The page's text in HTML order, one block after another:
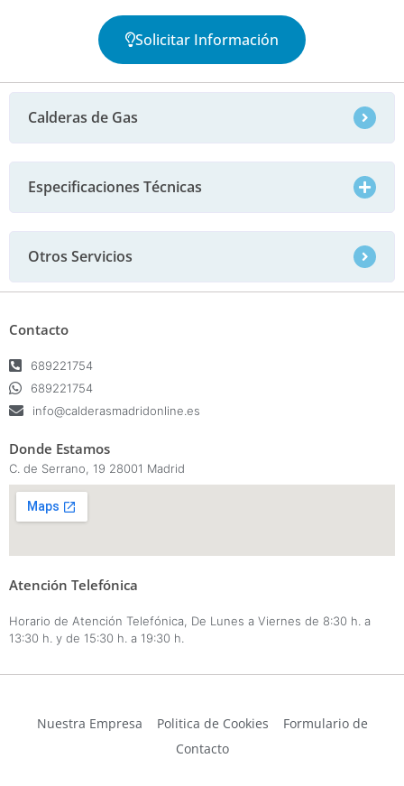
Solicitar Información
Calderas de Gas
Especificaciones Técnicas
Otros Servicios
Contacto
689221754
689221754
info@calderasmadridonline.es
Donde Estamos
C. de Serrano, 19 28001 Madrid
Atención Telefónica
Horario de Atención Telefónica, De Lunes a Viernes de 8:30 h. a
13:30 h. y de 15:30 h. a 19:30 h.
Nuestra Empresa Politica de Cookies
Formulario de
Contacto